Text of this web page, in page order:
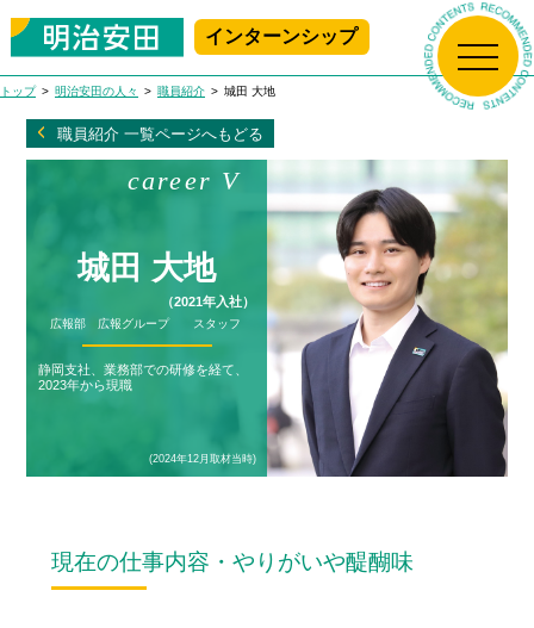
インターンシップ
新規プレエントリー マイページログイン
トップ
生保の学校
生保の学校 Top
アニメで学ぶ!
生命保険ビジネス基礎講座
はじめて学ぶ！
生命保険ビジネス基礎講座
MEIJIYASUDA インターンシップ 2025
明治安田について
明治安田について Top
社長メッセージ
私たちの想い
明治安田の人々
明治安田の人々 Top
女性職員に会いに行こう！
採用情報
採用情報 Top
トップ 明治安田の人々 職員紹介 城田 大地
職員紹介 一覧ページへもどる
career V
城田 大地
（2021年入社）
広報部 広報グループ スタッフ
静岡支社、業務部での研修を経て、
2023年から現職
(2024年12月取材当時)
現在の仕事内容・やりがいや醍醐味